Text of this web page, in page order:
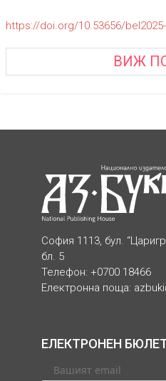
https://doi.org/10.53656/bel2025-
ВИЖ
София 1113, бул.
бл. 5
Телефон: +0700 18466
Електронна поща:
ЕЛЕКТРОНЕН